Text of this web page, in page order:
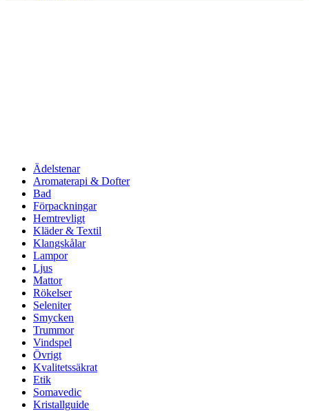
Ädelstenar
Aromaterapi & Dofter
Bad
Förpackningar
Hemtrevligt
Kläder & Textil
Klangskålar
Lampor
Ljus
Mattor
Rökelser
Seleniter
Smycken
Trummor
Vindspel
Övrigt
Kvalitetssäkrat
Etik
Somavedic
Kristallguide